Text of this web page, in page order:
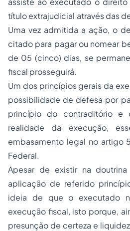
título extrajudicial através das
Uma vez admitida a ação, o
citado para pagar ou nomear
de 05 (cinco) dias, se
fiscal prosseguirá.
Um dos princípios gerais da
possibilidade de defesa por
princípio do contraditório e
realidade da execução,
embasamento legal no artigo
Federal.
Apesar de existir na
aplicação de referido
ideia de que o executado
execução fiscal, isto porque,
presunção de certeza e